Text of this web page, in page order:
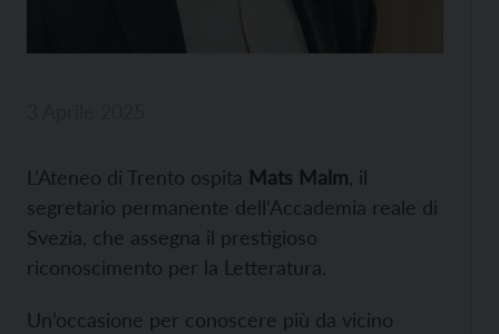
L’Ateneo di Trento ospita Mats Malm , il
segretario permanente dell’Accademia reale di
Svezia, che assegna il prestigioso
riconoscimento per la Letteratura.
Un’occasione per conoscere più da vicino